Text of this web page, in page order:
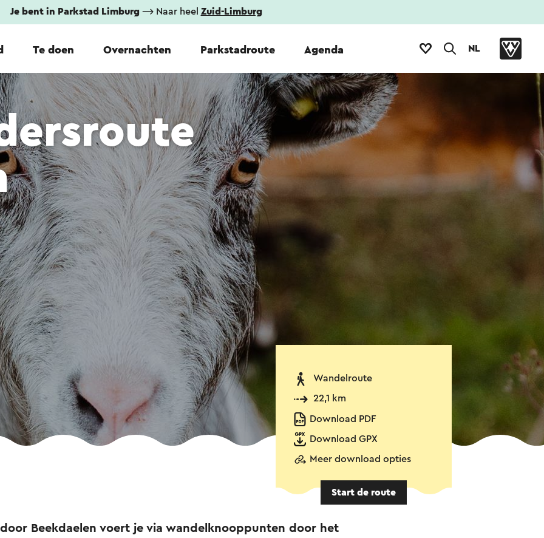
Je bent in Parkstad Limburg⟶ Naar heel Zuid-Limburg
Te doen Overnachten Parkstadroute Agenda NL
Wandelroute
22,1 km
Download PDF
Download GPX
Meer download opties
Start de route
Beekdaelen voert je via wandelknooppunten door het